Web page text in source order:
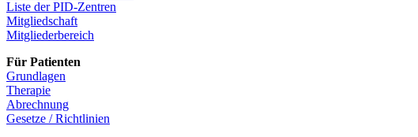
Liste der PID-Zentren
Mitgliedschaft
Mitgliederbereich
Für Patienten
Grundlagen
Therapie
Abrechnung
Gesetze / Richtlinien